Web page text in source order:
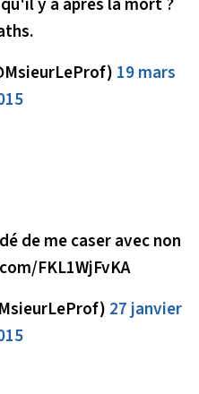
19 mars
de me caser avec non
FKL1WjFvKA
27 janvier